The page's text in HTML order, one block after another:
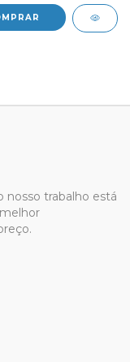
nosso trabalho está